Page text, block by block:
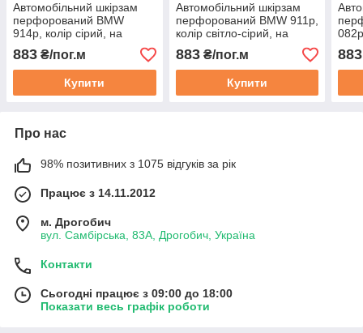
Автомобільний шкірзам
перфорований BMW
914p, колір сірий, на
тканинній основі (ширина
1,40 м) Туреччина
883 ₴/пог.м
Купити
Автомобільний шкірзам
перфорований BMW 911p,
колір світло-сірий, на
тканинній основі (ширина
1,40 м) Туреччина
883₴/пог.м
Купити
1,40
883
Про нас
98% позитивних з 1075 відгуків за рік
Працює з 14.11.2012
м. Дрогобич
вул. Самбірська, 83А, Дрогобич, Україна
Контакти
Сьогодні працює з 09:00 до 18:00
Показати весь графік роботи